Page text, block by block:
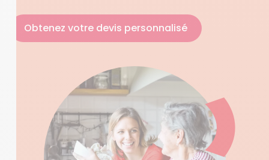
Obtenez votre devis personnalisé